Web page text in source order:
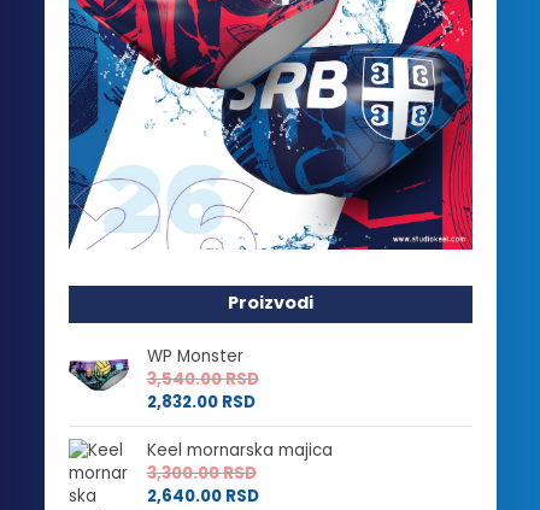
Proizvodi
WP Monster
3,540.00RSD
2,832.00 RSD
Keel mornarska majica
3,300.00RSD
2,640.00 RSD